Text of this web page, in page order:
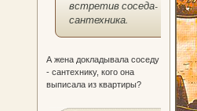
встретив соседа-
сантехника.
А жена докладывала соседу
- сантехнику, кого она
выписала из квартиры?